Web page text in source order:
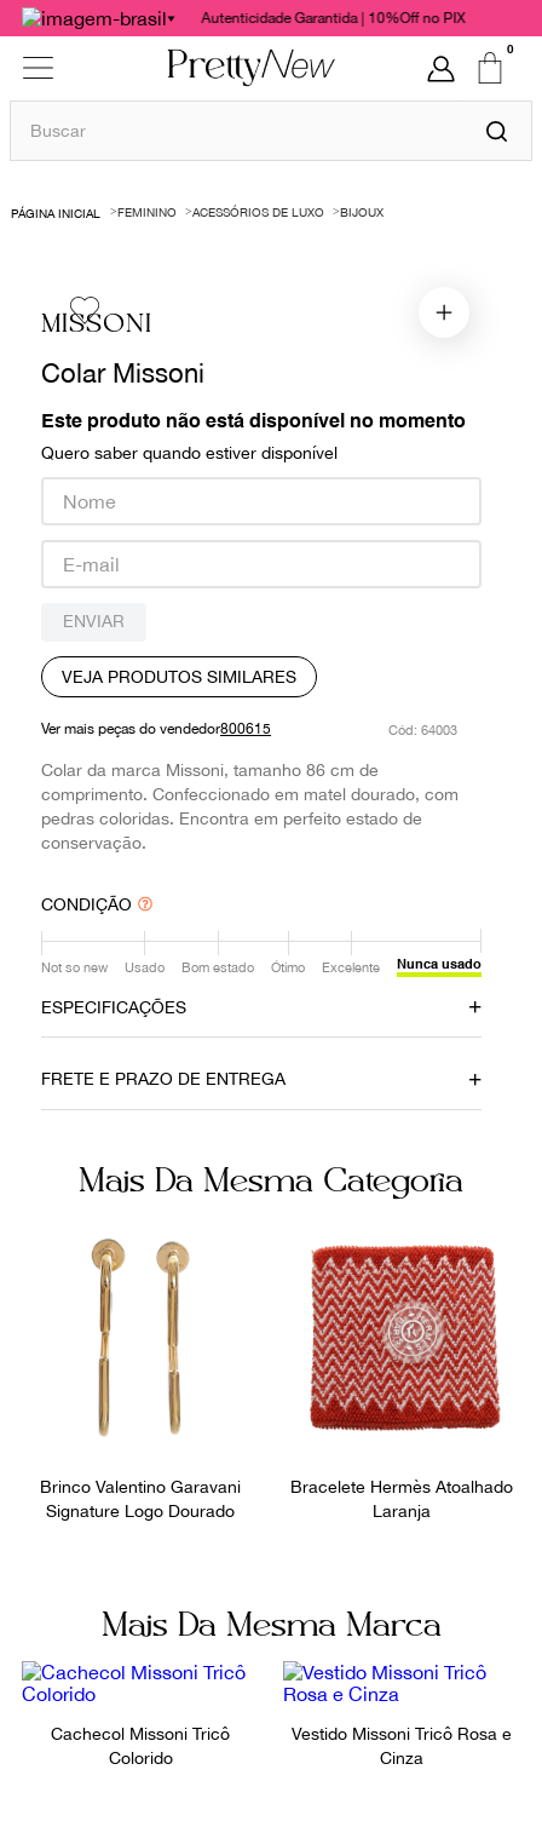
Autenticidade Garantida | 10%Off no PIX
0
Buscar
FEMININO ACESSÓRIOS DE LUXO BIJOUX
MISSONI
Colar Missoni
Este produto não está disponível no momento
Quero saber quando estiver disponível
ENVIAR
VEJA PRODUTOS SIMILARES
Ver mais peças do vendedor800615 : 64003
Colar da marca Missoni, tamanho 86 cm de
comprimento. Confeccionado em matel dourado, com
pedras coloridas. Encontra em perfeito estado de
conservação.
CONDIÇÃO
Not so new Usado Bom estado Ótimo Excelente Nunca usado
ESPECIFICAÇÕES
07062021 Metal
Dourado Fivela
Itens Inclusos
Caixa e Dustbag FPNYAYL
Ocasião
Dia a Dia
FRETE E PRAZO DE ENTREGA
Mais Da Mesma Categoria
Brinco Valentino Garavani
Signature Logo Dourado
Bracelete Hermès Atoalhado
Laranja
Mais Da Mesma Marca
Cachecol Missoni Tricô
Colorido
Vestido Missoni Tricô Rosa e
Cinza
1º
bolsas
chanel
valentino
paula raia
burberry
prada